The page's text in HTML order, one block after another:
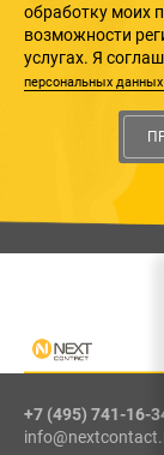
обработку моих
возможности
услугах. Я
персональных
+7 (495) 741-16-34